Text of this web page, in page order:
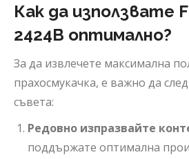
Как да използвате
2424B оптимално?
За да извлечете максимална
прахосмукачка, е важно да
съвета:
Редовно изпразвайте
поддържате оптимална